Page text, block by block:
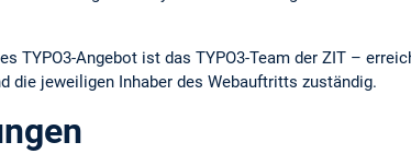
TYPO3-Angebot ist das TYPO3-Team der ZIT –
die jeweiligen Inhaber des Webauftritts zuständig.